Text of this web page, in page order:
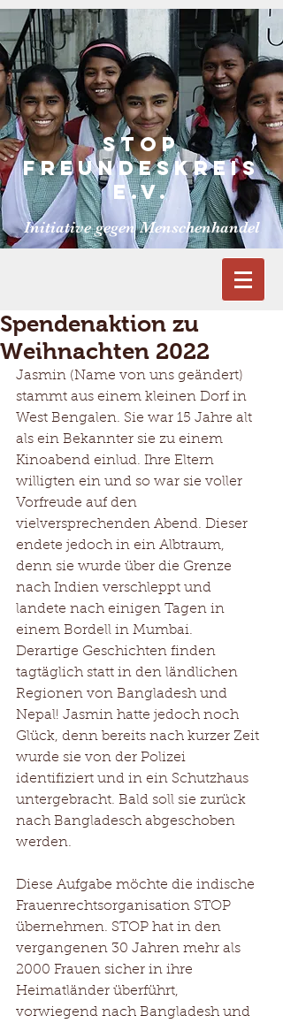
STOP
FREUNDESKReiS
E.V.
Initiative gegen Menschenhandel
Spendenaktion zu
Weihnachten 2022
Jasmin (Name von uns geändert)
stammt aus einem kleinen Dorf in
West Bengalen. Sie war 15 Jahre alt
als ein Bekannter sie zu einem
Kinoabend einlud. Ihre Eltern
willigten ein und so war sie voller
Vorfreude auf den
vielversprechenden Abend. Dieser
endete jedoch in ein Albtraum,
denn sie wurde über die Grenze
nach Indien verschleppt und
landete nach einigen Tagen in
einem Bordell in Mumbai.
Derartige Geschichten finden
tagtäglich statt in den ländlichen
Regionen von Bangladesh und
Nepal! Jasmin hatte jedoch noch
Glück, denn bereits nach kurzer Zeit
wurde sie von der Polizei
identifiziert und in ein Schutzhaus
untergebracht. Bald soll sie zurück
nach Bangladesch abgeschoben
werden.
Diese Aufgabe möchte die indische
Frauenrechtsorganisation STOP
übernehmen. STOP hat in den
vergangenen 30 Jahren mehr als
2000 Frauen sicher in ihre
Heimatländer überführt,
vorwiegend nach Bangladesh und